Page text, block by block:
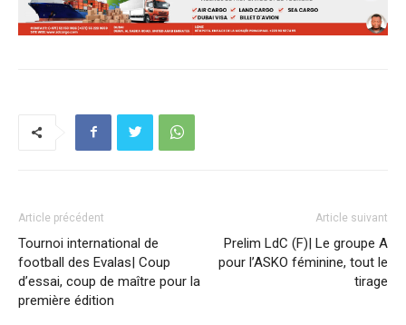
Article précédent
Tournoi international de
football des Evalas| Coup
d’essai, coup de maître pour la
première édition
Article suivant
Prelim LdC (F)| Le groupe A
pour l’ASKO féminine, tout le
tirage